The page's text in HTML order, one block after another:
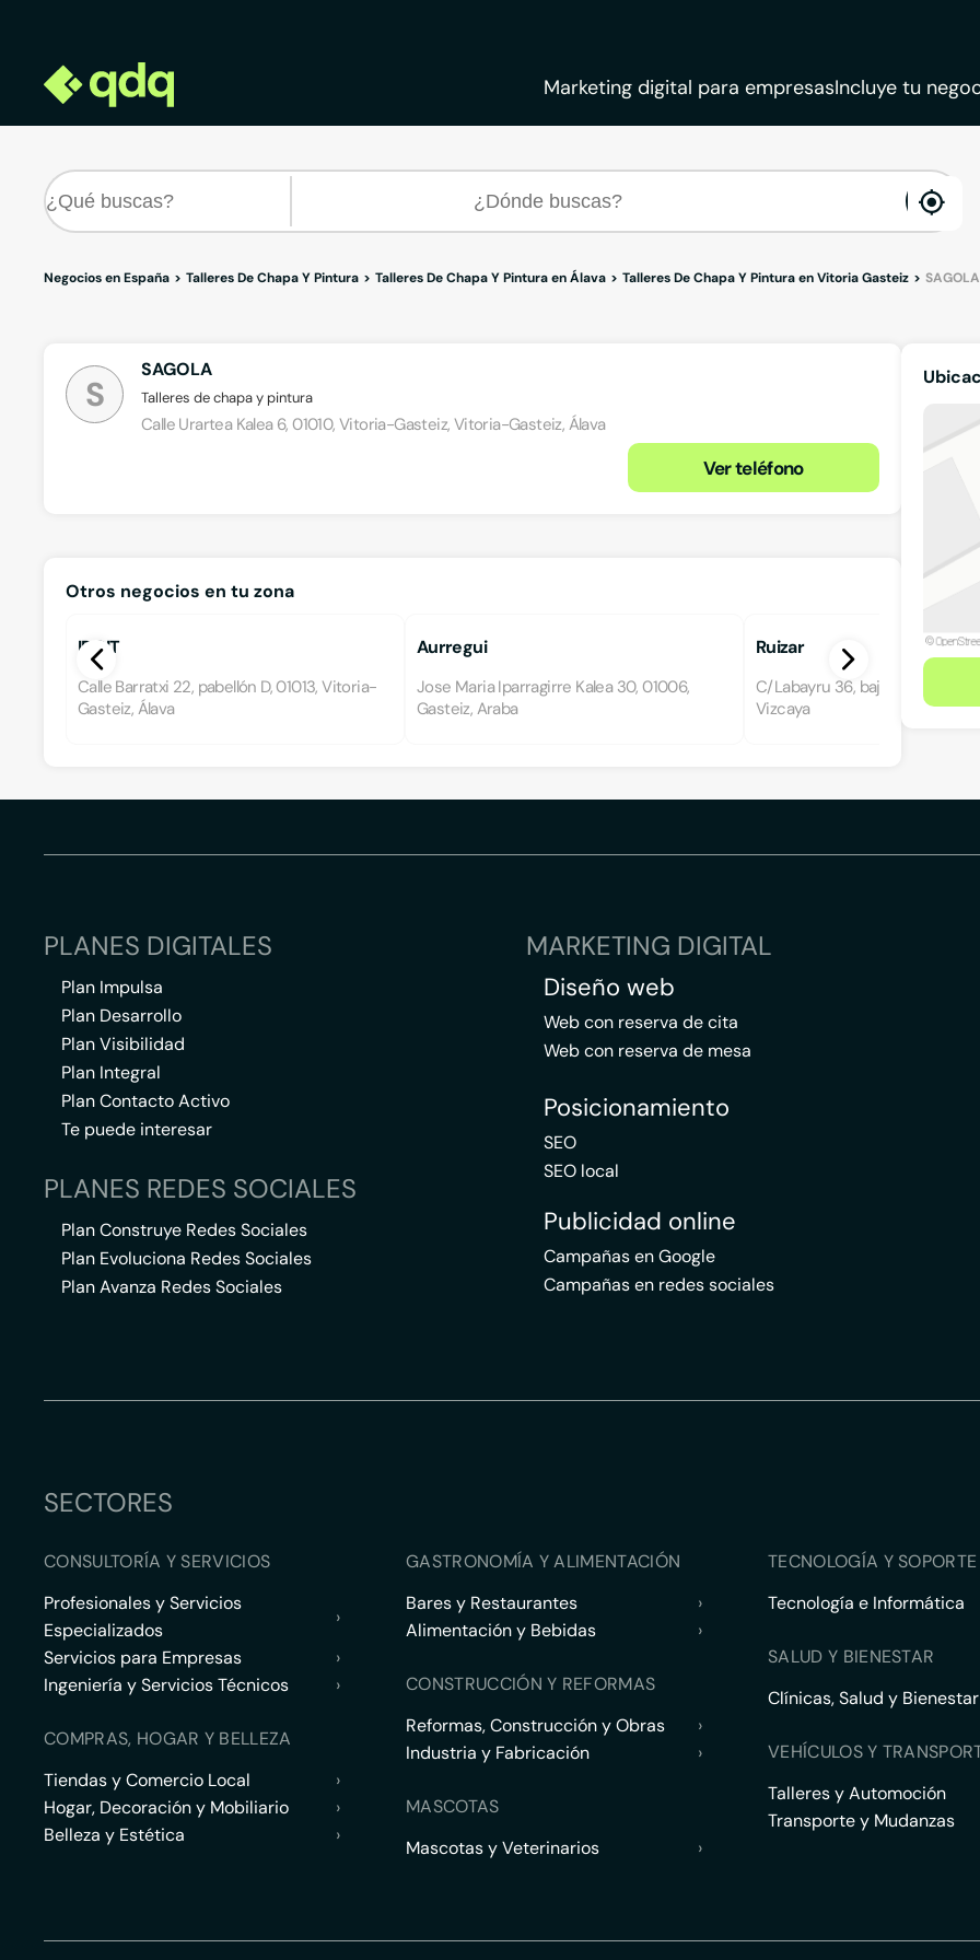
Marketing digital para empresasIncluye tu
Negocios en España Talleres De Chapa Y Pintura Talleres De Chapa Y Pintura en Álava Talleres De Chapa Y Pintura en Vitoria Gasteiz SAGOLA
S
SAGOLA
Talleres de chapa y pintura
Calle Urartea Kalea 6, 01010, Vitoria-Gasteiz, Vitoria-Gasteiz, Álava
Ver teléfono
Otros negocios en tu zona
IDOIT
Calle Barratxi 22, pabellón D, 01013, Vitoria-
Gasteiz, Álava
Aurregui
Jose Maria Iparragirre Kalea 30, 01006,
Gasteiz, Araba
Ruizar
C/Labayru 36, bajo, 48012,
Vizcaya
PLANES DIGITALES
Plan Impulsa
Plan Desarrollo
Plan Visibilidad
Plan Integral
Plan Contacto Activo
Te puede interesar
PLANES REDES SOCIALES
Plan Construye Redes Sociales
Plan Evoluciona Redes Sociales
Plan Avanza Redes Sociales
MARKETING DIGITAL
Diseño web
Web con reserva de cita
Web con reserva de mesa
Posicionamiento
SEO
SEO local
Publicidad online
Campañas en Google
Campañas en redes sociales
SECTORES
CONSULTORÍA Y SERVICIOS
Profesionales y Servicios
Especializados
›
Servicios para Empresas
›
Ingeniería y Servicios Técnicos
›
COMPRAS, HOGAR Y BELLEZA
Tiendas y Comercio Local
›
Hogar, Decoración y Mobiliario
›
Belleza y Estética
›
GASTRONOMÍA Y ALIMENTACIÓN
Bares y Restaurantes
›
Alimentación y Bebidas
›
CONSTRUCCIÓN Y REFORMAS
Reformas, Construcción y Obras
›
Industria y Fabricación
›
MASCOTAS
Mascotas y Veterinarios
›
TECNOLOGÍA Y
Tecnología e Informática
SALUD Y BIENESTAR
Clínicas, Salud y Bienestar
VEHÍCULOS Y
Talleres y Automoción
Transporte y Mudanzas